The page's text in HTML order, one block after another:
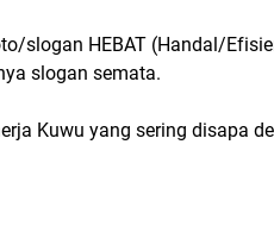
slogan HEBAT (Handal/
slogan semata.
Kuwu yang sering disapa